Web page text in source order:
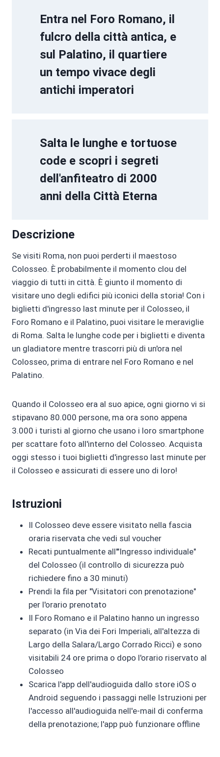
Entra nel Foro Romano, il
fulcro della città antica, e
sul Palatino, il quartiere
un tempo vivace degli
antichi imperatori
Salta le lunghe e tortuose
code e scopri i segreti
dell'anfiteatro di 2000
anni della Città Eterna
Descrizione
Se visiti Roma, non puoi perderti il maestoso
Colosseo. È probabilmente il momento clou del
viaggio di tutti in città. È giunto il momento di
visitare uno degli edifici più iconici della storia! Con i
biglietti d'ingresso last minute per il Colosseo, il
Foro Romano e il Palatino, puoi visitare le meraviglie
di Roma. Salta le lunghe code per i biglietti e diventa
un gladiatore mentre trascorri più di un'ora nel
Colosseo, prima di entrare nel Foro Romano e nel
Palatino.
Quando il Colosseo era al suo apice, ogni giorno vi si
stipavano 80.000 persone, ma ora sono appena
3.000 i turisti al giorno che usano i loro smartphone
per scattare foto all'interno del Colosseo. Acquista
oggi stesso i tuoi biglietti d'ingresso last minute per
il Colosseo e assicurati di essere uno di loro!
Istruzioni
Il Colosseo deve essere visitato nella fascia
oraria riservata che vedi sul voucher
Recati puntualmente all'"Ingresso individuale"
del Colosseo (il controllo di sicurezza può
richiedere fino a 30 minuti)
Prendi la fila per "Visitatori con prenotazione"
per l'orario prenotato
Il Foro Romano e il Palatino hanno un ingresso
separato (in Via dei Fori Imperiali, all'altezza di
Largo della Salara/Largo Corrado Ricci) e sono
visitabili 24 ore prima o dopo l'orario riservato al
Colosseo
Scarica l'app dell'audioguida dallo store iOS o
Android seguendo i passaggi nelle Istruzioni per
l'accesso all'audioguida nell'e-mail di conferma
della prenotazione; l'app può funzionare offline